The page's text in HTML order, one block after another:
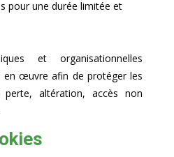
pour une durée limitée et
et organisationnelles
en œuvre afin de protéger les
altération, accès non